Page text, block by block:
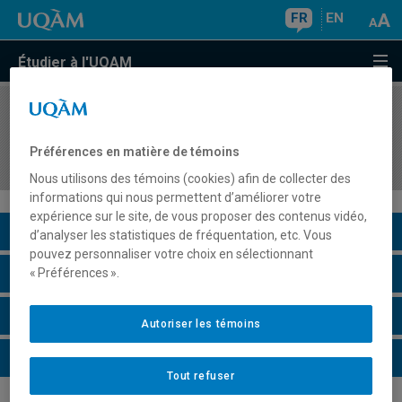
FR EN
Étudier à l'UQAM
COURS//
ressources humaines
Description du cours
Horaire - Été 2026
Horaire - Automne 2026
Horaire - Hiver 2027
Préférences en matière de témoins
Nous utilisons des témoins (cookies) afin de collecter des
informations qui nous permettent d’améliorer votre
expérience sur le site, de vous proposer des contenus vidéo,
d’analyser les statistiques de fréquentation, etc. Vous
pouvez personnaliser votre choix en sélectionnant
« Préférences ».
Tout refuser
Autoriser les témoins